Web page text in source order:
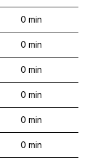
0 min
0 min
0 min
0 min
0 min
0 min